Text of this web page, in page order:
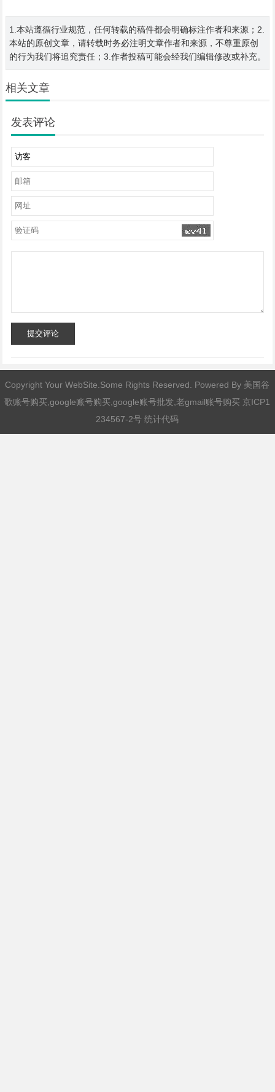
1.本站遵循行业规范，任何转载的稿件都会明确标注作者和来源；2.
本站的原创文章，请转载时务必注明文章作者和来源，不尊重原创
的行为我们将追究责任；3.作者投稿可能会经我们编辑修改或补充。
相关文章
发表评论
提交评论
Copyright Your WebSite.Some Rights Reserved. Powered By 美国谷
歌账号购买,google账号购买,google账号批发,老gmail账号购买 京ICP1
234567-2号 统计代码